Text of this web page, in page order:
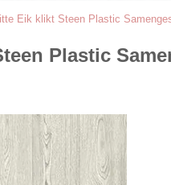
Eik klikt Steen Plastic
Plastic